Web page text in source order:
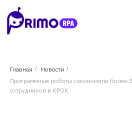
856-62-18
Главная / Новости /
Программные роботы сэкономили более
сотрудников в КРОК